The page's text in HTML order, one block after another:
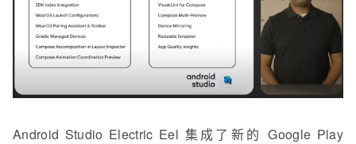
Android Studio Electric Eel 集成了新的 Google Play